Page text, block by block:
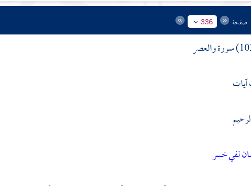
صفحة 336
آيات
لفي خسر